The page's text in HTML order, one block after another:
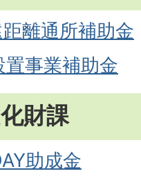
離通所補助金
事業補助金
財課
助成金